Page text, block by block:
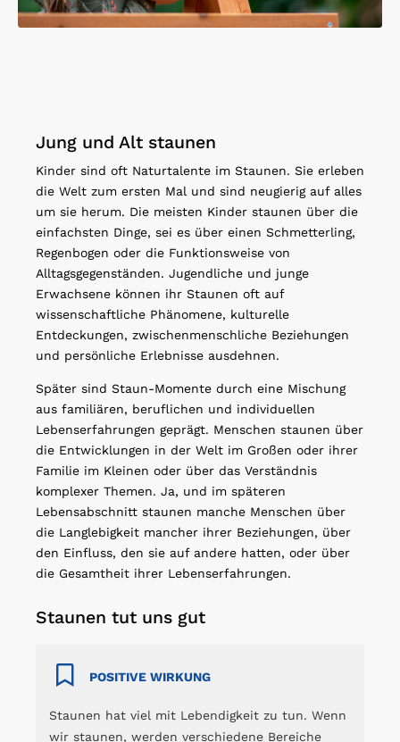
Jung und Alt staunen
Kinder sind oft Naturtalente im Staunen. Sie erleben
die Welt zum ersten Mal und sind neugierig auf alles
um sie herum. Die meisten Kinder staunen über die
einfachsten Dinge, sei es über einen Schmetterling,
Regenbogen oder die Funktionsweise von
Alltagsgegenständen. Jugendliche und junge
Erwachsene können ihr Staunen oft auf
wissenschaftliche Phänomene, kulturelle
Entdeckungen, zwischenmenschliche Beziehungen
und persönliche Erlebnisse ausdehnen.
Später sind Staun-Momente durch eine Mischung
aus familiären, beruflichen und individuellen
Lebenserfahrungen geprägt. Menschen staunen über
die Entwicklungen in der Welt im Großen oder ihrer
Familie im Kleinen oder über das Verständnis
komplexer Themen. Ja, und im späteren
Lebensabschnitt staunen manche Menschen über
die Langlebigkeit mancher ihrer Beziehungen, über
den Einfluss, den sie auf andere hatten, oder über
die Gesamtheit ihrer Lebenserfahrungen.
Staunen tut uns gut
POSITIVE WIRKUNG
Staunen hat viel mit Lebendigkeit zu tun. Wenn
wir staunen, werden verschiedene Bereiche